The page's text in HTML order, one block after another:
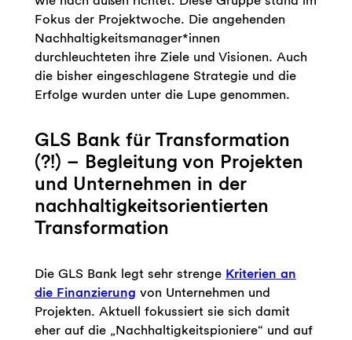
Fokus der Projektwoche. Die angehenden
Nachhaltigkeitsmanager*innen
durchleuchteten ihre Ziele und Visionen. Auch
die bisher eingeschlagene Strategie und die
Erfolge wurden unter die Lupe genommen.
GLS Bank für Transformation
(?!) – Begleitung von Projekten
und Unternehmen in der
nachhaltigkeitsorientierten
Transformation
Die GLS Bank legt sehr strenge Kriterien an
die Finanzierung von Unternehmen und
Projekten. Aktuell fokussiert sie sich damit
eher auf die „Nachhaltigkeitspioniere“ und auf